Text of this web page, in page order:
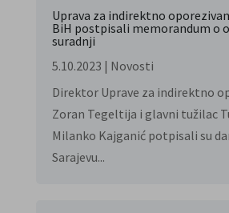
Uprava za indirektno
BiH postpisali memorandum o
suradnji
5.10.2023 | Novosti
Direktor Uprave za indirektno
Zoran Tegeltija i glavni tužilac
Milanko Kajganić potpisali su
Sarаjevu...